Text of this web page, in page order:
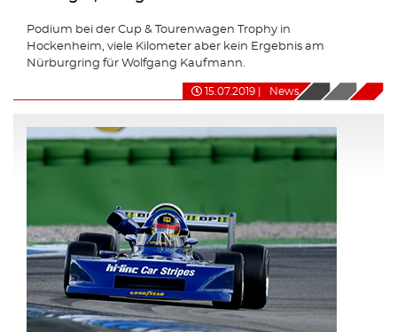
Podium bei der Cup & Tourenwagen Trophy in
Hockenheim, viele Kilometer aber kein Ergebnis am
Nürburgring für Wolfgang Kaufmann.
15.07.2019 News